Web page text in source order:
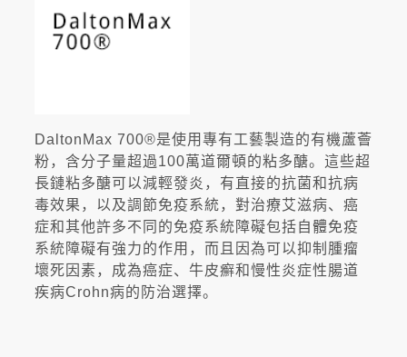
DaltonMax 700®是使用專有工藝製造的有機蘆薈
粉，含分子量超過100萬道爾頓的粘多醣。這些超
長鏈粘多醣可以減輕發炎，有直接的抗菌和抗病
毒效果，以及調節免疫系統，對治療艾滋病、癌
症和其他許多不同的免疫系統障礙包括自體免疫
系統障礙有強力的作用，而且因為可以抑制腫瘤
壞死因素，成為癌症、牛皮癬和慢性炎症性腸道
疾病Crohn病的防治選擇。